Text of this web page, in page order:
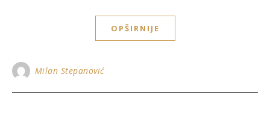
OPŠIRNIJE
Milan Stepanović